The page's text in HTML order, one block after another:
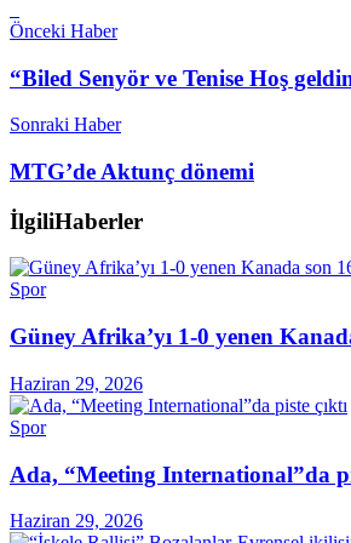
Önceki Haber
“Biled Senyör ve Tenise Hoş
Sonraki Haber
MTG’de Aktunç dönemi
İlgiliHaberler
Spor
Güney Afrika’yı 1-0 yenen
Haziran 29, 2026
Spor
Ada, “Meeting International”da
Haziran 29, 2026